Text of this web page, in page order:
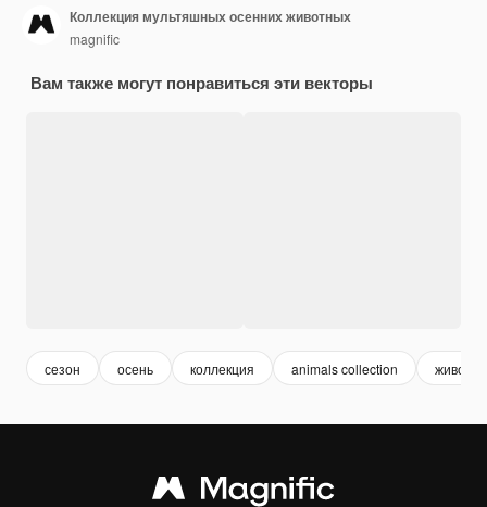
Коллекция мультяшных осенних животных
magnific
Вам также могут понравиться эти векторы
сезон осень коллекция animals collection